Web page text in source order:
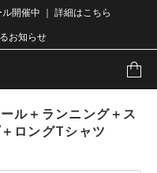
開催中 ｜ 詳細はこちら
お知らせ
ル＋ランニング＋ス
ロングTシャツ